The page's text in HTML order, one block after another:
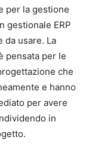
per la gestione
gestionale ERP
da usare. La
pensata per le
che
e hanno
per avere
in